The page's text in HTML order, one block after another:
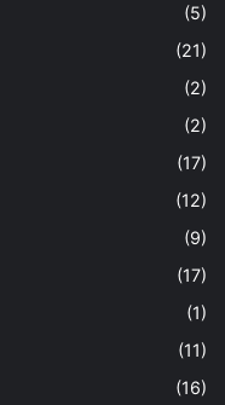
(5)
(21)
(2)
(2)
(17)
(12)
(9)
(17)
(1)
(11)
(16)